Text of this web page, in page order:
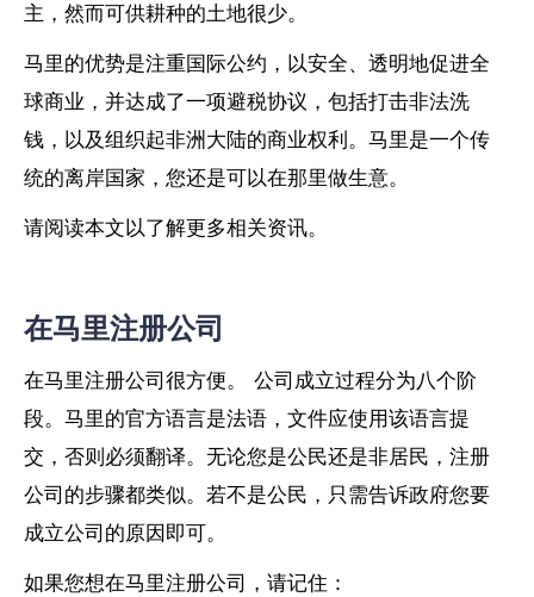
主，然而可供耕种的土地很少。
马里的优势是注重国际公约，以安全、透明地促进全
球商业，并达成了一项避税协议，包括打击非法洗
钱，以及组织起非洲大陆的商业权利。马里是一个传
统的离岸国家，您还是可以在那里做生意。
请阅读本文以了解更多相关资讯。
在马里注册公司
在马里注册公司很方便。 公司成立过程分为八个阶
段。马里的官方语言是法语，文件应使用该语言提
交，否则必须翻译。无论您是公民还是非居民，注册
公司的步骤都类似。若不是公民，只需告诉政府您要
成立公司的原因即可。
如果您想在马里注册公司，请记住：